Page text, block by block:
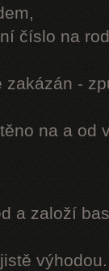
číslo na
-
na a od
a založí
výhodou.